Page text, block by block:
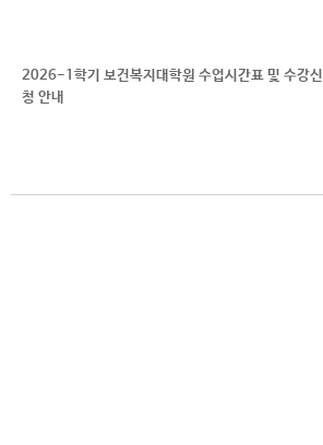
2026-1학기 보건복지대학원 수업시간표 및 수강신
청 안내